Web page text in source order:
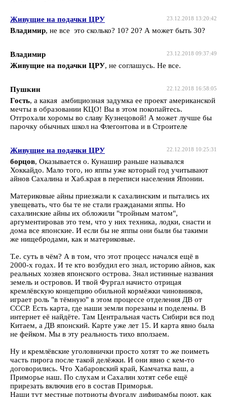
23.12.2018 13:20:42
Живущие на подачки ЦРУ
Владимир, не все это сколько? 10? 20? А может быть 30?
23.12.2018 09:37:49
Владимир
Живущие на подачки ЦРУ, не соглашусь. Не все.
22.12.2018 16:58:05
Пушкин
Гость, а какая амбициозная задумка ее проект американской
мечты в образовании КЦО! Вы в этом покопайтесь.
Отгрохали хоромы во славу Кузнецовой! А может лучше бы
парочку обычных школ на Флегонтова и в Строителе
22.12.2018 10:25:31
Живущие на подачки ЦРУ
борцов, Оказывается о. Кунашир раньше назывался
Хоккайдо. Мало того, но яппы уже который год учитывают
айнов Сахалина и Хаб.края в переписи населения Японии.
Материковые айны приезжали к сахалинским и пытались их
увещевать, что бы те не стали гражданами яппы. Но
сахалинские айны их обложили "тройным матом",
аргументировав это тем, что у них техника, лодки, снасти и
дома все японские. И если бы не яппы они были бы такими
же нищебродами, как и материковые.
Т.е. суть в чём? А в том, что этот процесс начался ещё в
2000-х годах. И те кто возбудил его знал, историю айнов, как
реальных хозяев японского острова. Знал истинные названия
земель и островов. И твой Фургал начисто отрицая
кремлёвскую концепцию обильной кормёжки чиновников,
играет роль "в тёмную" в этом процессе отделения ДВ от
СССР. Есть карта, где наши земли порезаны и поделены. В
интернет её найдёте. Там Центральная часть Сибири вся под
Китаем, а ДВ японский. Карте уже лет 15. И карта явно была
не фейком. Мы в эту реальность тихо вползаем.
Ну и кремлёвские уголовнички просто хотят то же поиметь
часть пирога после такой делёжки. И они явно с кем-то
договорились. Что Хабаровский край, Камчатка ваш, а
Приморье наш. По слухам и Сахалин хотят себе ещё
прирезать включив его в состав Приморья.
Наши тут местные потриоты фургалу дифирамбы поют, как